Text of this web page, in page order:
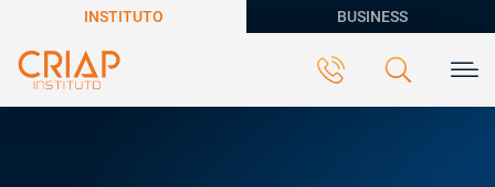
INSTITUTO BUSINESS